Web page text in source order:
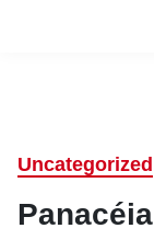
Uncategorized